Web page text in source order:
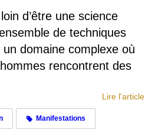
d’être une science
de techniques
un domaine complexe où
rencontrent des
Lire l'article
Manifestations